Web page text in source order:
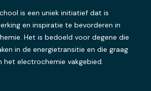
is een uniek initiatief dat is
en inspiratie te bevorderen in
Het is bedoeld voor degene die
in de energietransitie en die graag
het electrochemie vakgebied.